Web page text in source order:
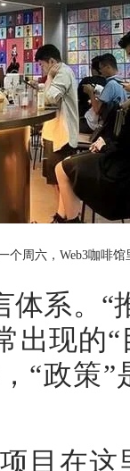
个周六，Web3咖啡
体系。“
出现的“
“政策
目在